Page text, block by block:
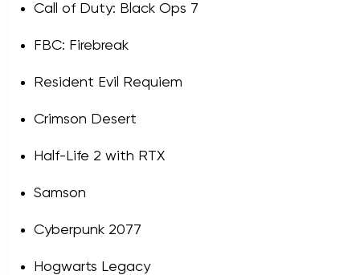
Call of Duty: Black Ops 7
FBC: Firebreak
Resident Evil Requiem
Crimson Desert
Half-Life 2 with RTX
Samson
Cyberpunk 2077
Hogwarts Legacy